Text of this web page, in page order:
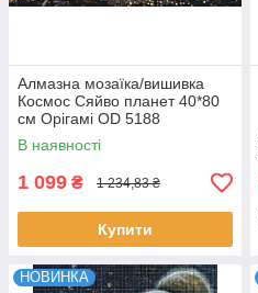
Алмазна мозаїка/вишивка
Космос Сяйво планет 40*80
см Орігамі OD 5188
(OD5188)
В наявності
1 099 ₴ 1 234,83 ₴
Купити
НОВИНКА